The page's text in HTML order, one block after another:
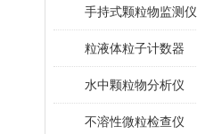
手持式颗粒物监测仪
粒液体粒子计数器
水中颗粒物分析仪
不溶性微粒检查仪